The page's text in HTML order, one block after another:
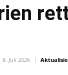
8. Juli 2026